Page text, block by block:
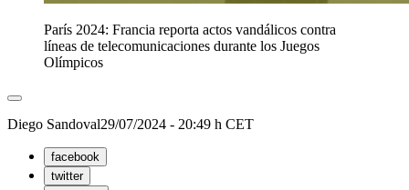
París 2024: Francia reporta actos vandálicos contra
líneas de telecomunicaciones durante los Juegos
Olímpicos
Diego Sandoval29/07/2024 - 20:49 h CET
facebook
twitter